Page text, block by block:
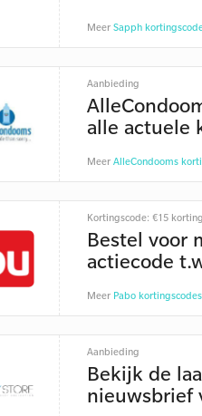
Meer Sapph
Aanbieding
alle actuele
Meer AlleCondooms
Kortingscode: €15 korting
Bestel voor
actiecode
Meer Pabo kortingscodes
Aanbieding
Bekijk de
nieuwsbrief